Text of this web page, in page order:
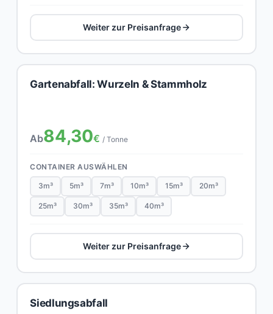
Weiter zur Preisanfrage
Gartenabfall: Wurzeln & Stammholz
Ab84,30€ / Tonne
CONTAINER AUSWÄHLEN
3m³ 5m³ 7m³ 10m³ 15m³ 20m³
25m³ 30m³ 35m³ 40m³
Weiter zur Preisanfrage
Siedlungsabfall